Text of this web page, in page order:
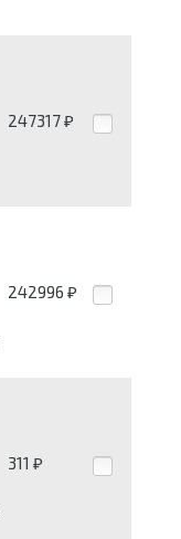
247317 ₽
242996 ₽
311 ₽